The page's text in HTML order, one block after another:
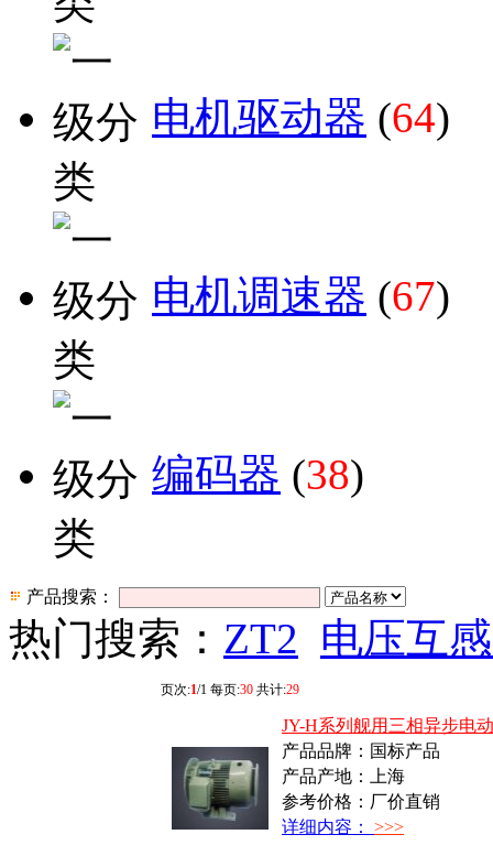
电机驱动器 (64)
电机调速器 (67)
编码器 (38)
产品搜索：
热门搜索： ZT2 电压互
页次:1/1 每页:30 共计:29
JY-H系列舰用三相异步电
产品品牌：国标产品
产品产地：上海
参考价格：厂价直销
详细内容： >>>